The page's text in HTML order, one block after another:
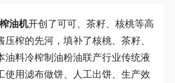
油机开创了可可、茶籽、核桃等高
压榨的先河，填补了核桃、茶籽、
油料冷榨制油粉油联产行业传统液
使用滤布做饼、人工出饼、生产效